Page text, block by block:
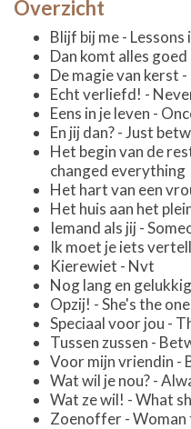
Overzicht
Blijf bij me -
Dan komt alles
De magie van kerst
Echt verliefd! -
Eens in je leven -
En jij dan? - Just
Het begin van de
changed everything
Het hart van een
Het huis aan het
Iemand als jij -
Ik moet je iets
Kierewiet - Nvt
Nog lang en
Opzij! - She's the one
Speciaal voor jou -
Tussen zussen -
Voor mijn vriendin -
Wat wil je nou? -
Wat ze wil! - What
Zoenoffer - Woman